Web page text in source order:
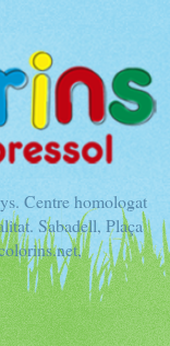
Centre homologat
Sabadell, Plaça